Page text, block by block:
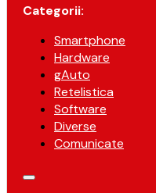
Categorii:
Smartphone
Hardware
gAuto
Retelistica
Software
Diverse
Comunicate